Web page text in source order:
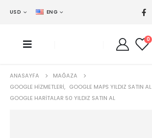
USD ENG
0
ANASAYFA
MAĞAZA
GOOGLE HIZMETLERI, GOOGLE MAPS YILDIZ SATIN AL
GOOGLE HARITALAR 50 YILDIZ SATIN AL